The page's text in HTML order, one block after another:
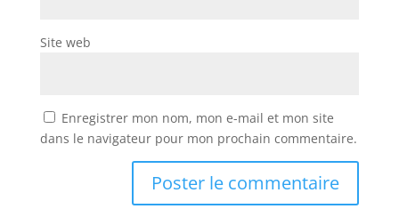
Site web
Enregistrer mon nom, mon e-mail et mon site
dans le navigateur pour mon prochain commentaire.